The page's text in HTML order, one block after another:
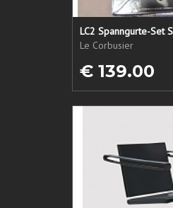
LC2 Spanngurte-Set
Le Corbusier
€ 139.00